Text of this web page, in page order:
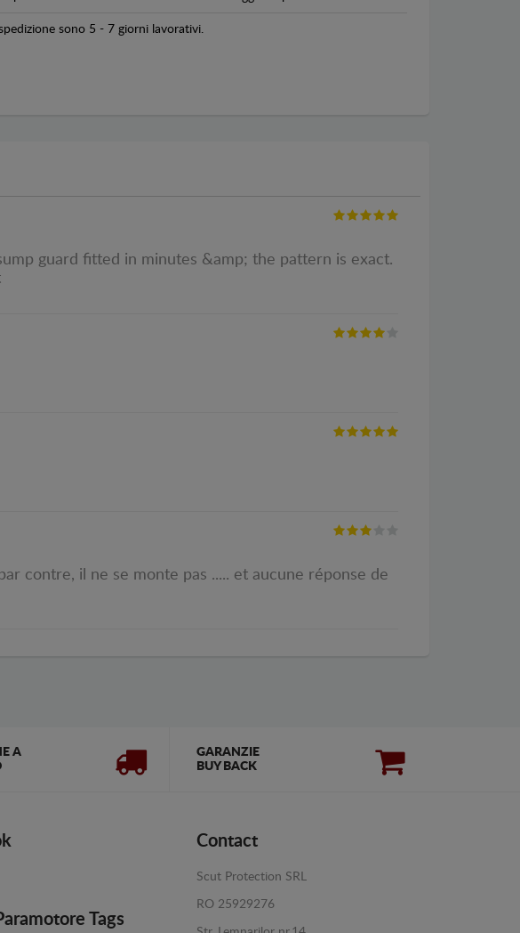
sono 5 - 7 giorni lavorativi.
guard fitted in minutes &amp; the pattern is exact.
contre, il ne se monte pas ..... et aucune réponse de
A
GARANZIE
BUY BACK
Tags
Contact
Scut Protection SRL
RO 25929276